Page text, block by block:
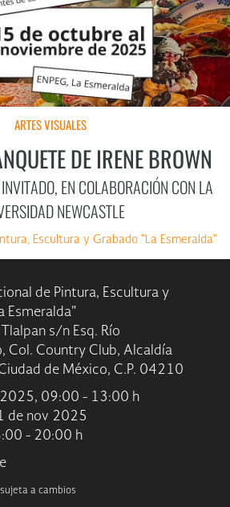
ARTES VISUALES
DE IRENE BROWN
EN COLABORACIÓN CON LA
NEWCASTLE
Escultura y Grabado "La Esmeralda"
de Pintura, Escultura y
Esmeralda"
s/n Esq. Río
Col. Country Club, Alcaldía
de México, C.P. 04210
09:00 - 13:00 h
de nov 2025
- 20:00 h
a cambios